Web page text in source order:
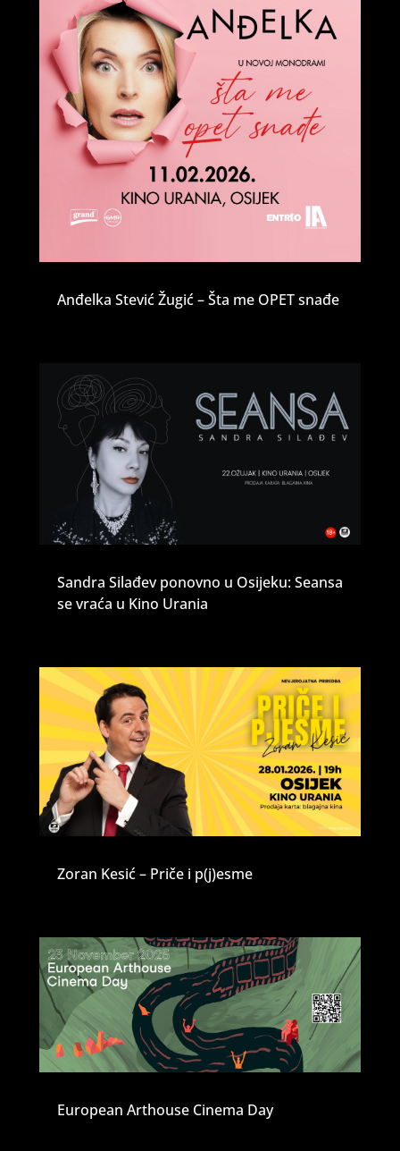
Anđelka Stević Žugić – Šta me OPET snađe
Sandra Silađev ponovno u Osijeku: Seansa
se vraća u Kino Urania
Zoran Kesić – Priče i p(j)esme
European Arthouse Cinema Day